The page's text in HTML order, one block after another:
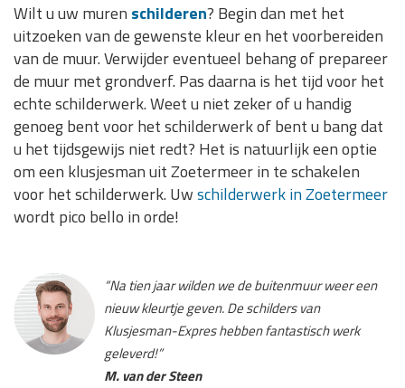
Wilt u uw muren schilderen? Begin dan met het
uitzoeken van de gewenste kleur en het voorbereiden
van de muur. Verwijder eventueel behang of prepareer
de muur met grondverf. Pas daarna is het tijd voor het
echte schilderwerk. Weet u niet zeker of u handig
genoeg bent voor het schilderwerk of bent u bang dat
u het tijdsgewijs niet redt? Het is natuurlijk een optie
om een klusjesman uit Zoetermeer in te schakelen
voor het schilderwerk. Uwschilderwerk in Zoetermeer
wordt pico bello in orde!
“Na tien jaar wilden we de buitenmuur weer een
nieuw kleurtje geven. De schilders van
Klusjesman-Expres hebben fantastisch werk
geleverd!”
M. van der Steen